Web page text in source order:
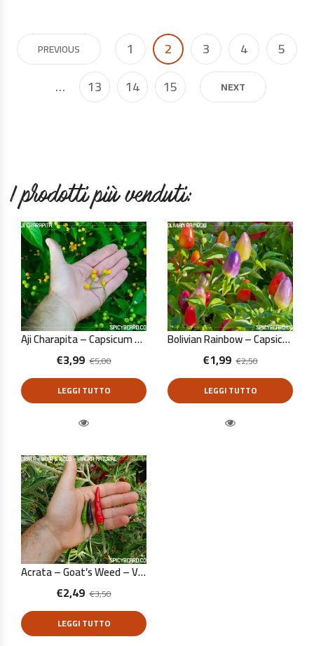
PREVIOUS 1 2 3 4
5
…
13 14 15 NEXT
I prodotti più venduti:
Aji Charapita – Capsicum Chinense – 10 Semi Puri
€5,00
€3,99
LEGGI TUTTO
Bolivian Rainbow – Capsicum Annuum – 10 Semi Puri
€2,50
€1,99
LEGGI TUTTO
Acrata – Goat’s Weed – Viagra Natural – Capsicum Annuum – 10 Semi Puri
€3,50
€2,49
LEGGI TUTTO